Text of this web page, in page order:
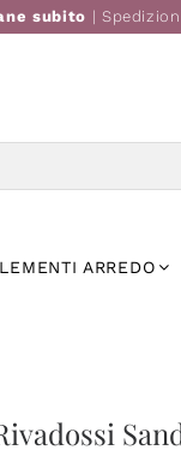
subito |
ARREDO